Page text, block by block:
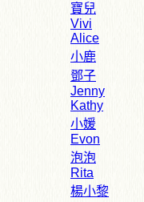
寶兒
Vivi
Alice
小鹿
鄧子
Jenny
Kathy
小媛
Evon
泡泡
Rita
楊小黎